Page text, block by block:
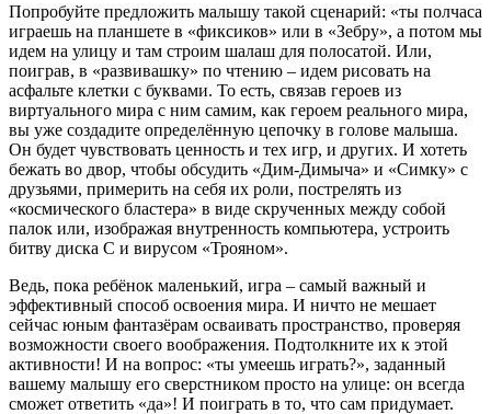
Попробуйте предложить малышу такой сценарий: «ты полчаса
играешь на планшете в «фиксиков» или в «Зебру», а потом мы
идем на улицу и там строим шалаш для полосатой. Или,
поиграв, в «развивашку» по чтению – идем рисовать на
асфальте клетки с буквами. То есть, связав героев из
виртуального мира с ним самим, как героем реального мира,
вы уже создадите определённую цепочку в голове малыша.
Он будет чувствовать ценность и тех игр, и других. И хотеть
бежать во двор, чтобы обсудить «Дим-Димыча» и «Симку» с
друзьями, примерить на себя их роли, пострелять из
«космического бластера» в виде скрученных между собой
палок или, изображая внутренность компьютера, устроить
битву диска C и вирусом «Трояном».
Ведь, пока ребёнок маленький, игра – самый важный и
эффективный способ освоения мира. И ничто не мешает
сейчас юным фантазёрам осваивать пространство, проверяя
возможности своего воображения. Подтолкните их к этой
активности! И на вопрос: «ты умеешь играть?», заданный
вашему малышу его сверстником просто на улице: он всегда
сможет ответить «да»! И поиграть в то, что сам придумает.